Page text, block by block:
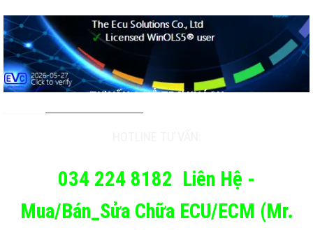
TƯ VẤN & HỖ TRỢ KHÁCH
034 224 8182 Liên Hệ -
Mua/Bán_Sửa Chữa ECU/ECM (Mr.